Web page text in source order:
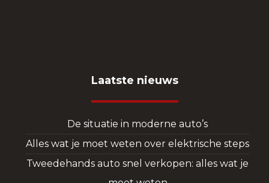
Laatste nieuws
De situatie in moderne auto’s
Alles wat je moet weten over elektrische steps
Tweedehands auto snel verkopen: alles wat je